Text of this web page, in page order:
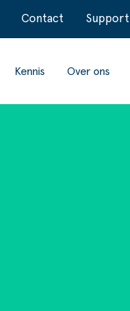
Contact Support
Kennis Over ons